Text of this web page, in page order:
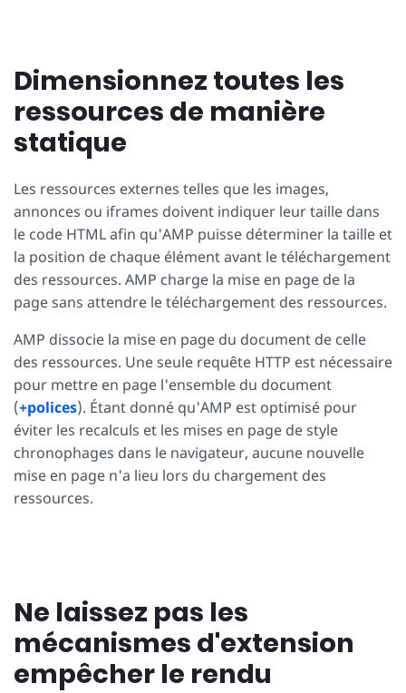
Dimensionnez toutes les
ressources de manière
statique
Les ressources externes telles que les images,
annonces ou iframes doivent indiquer leur taille dans
le code HTML afin qu'AMP puisse déterminer la taille et
la position de chaque élément avant le téléchargement
des ressources. AMP charge la mise en page de la
page sans attendre le téléchargement des ressources.
AMP dissocie la mise en page du document de celle
des ressources. Une seule requête HTTP est nécessaire
pour mettre en page l'ensemble du document
(+polices). Étant donné qu'AMP est optimisé pour
éviter les recalculs et les mises en page de style
chronophages dans le navigateur, aucune nouvelle
mise en page n'a lieu lors du chargement des
ressources.
Ne laissez pas les
mécanismes d'extension
empêcher le rendu